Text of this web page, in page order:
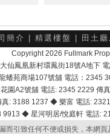
簡介 精選樓盤 田土
Copyright 2026 Fullmark
仙鳳凰新村環鳳街18號A地下
蟠苑商場107號舖 電話：2345
園A2號舖 電話: 2345 2229
真: 3188 1237 ◆ 樂富 電話:
9913 ◆ 星河明居/悅庭軒 電話
而引致任何不便或損失，本網